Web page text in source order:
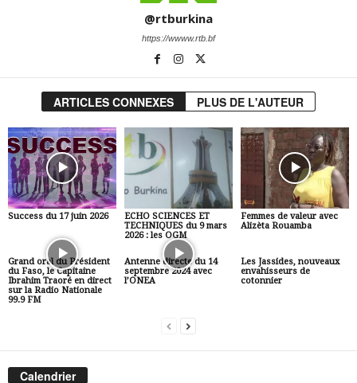
@rtburkina
https://wwww.rtb.bf
ARTICLES CONNEXES PLUS DE L'AUTEUR
Success du 17 juin 2026
ECHO SCIENCES ET
TECHNIQUES du 9 mars
2026 : les OGM
Femmes de valeur avec
Alizèta Rouamba
Grand oral du Président
du Faso, le Capitaine
Ibrahim Traoré en direct
sur la Radio Nationale
99.9 FM
Antenne directe du 14
septembre 2024 avec
l’ONEA
Les Jassides, nouveaux
envahisseurs de
cotonnier
Calendrier